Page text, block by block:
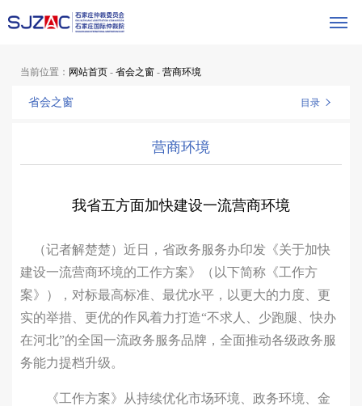
当前位置： 网站首页 - 省会之窗 - 营商环境
省会之窗 目录
营商环境
我省五方面加快建设一流营商环境
（记者解楚楚）近日，省政务服务办印发《关于加快
建设一流营商环境的工作方案》（以下简称《工作方
案》），对标最高标准、最优水平，以更大的力度、更
实的举措、更优的作风着力打造“不求人、少跑腿、快办
在河北”的全国一流政务服务品牌，全面推动各级政务服
务能力提档升级。
《工作方案》从持续优化市场环境、政务环境、金